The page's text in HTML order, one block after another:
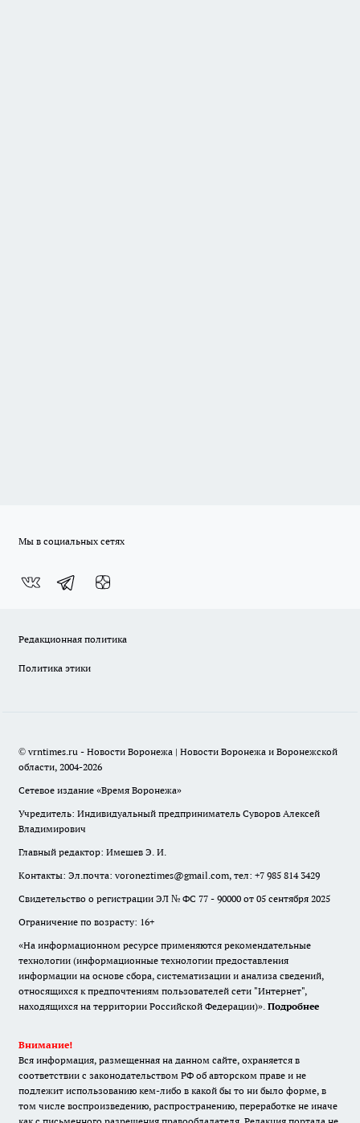
Мы в социальных сетях
Редакционная политика
Политика этики
© vrntimes.ru - Новости Воронежа | Новости Воронежа и Воронежской
области, 2004-2026
Сетевое издание «Время Воронежа»
Учредитель: Индивидуальный предприниматель Суворов Алексей
Владимирович
Главный редактор: Имешев Э. И.
Контакты: Эл.почта: voroneztimes@gmail.com, тел: +7 985 814 3429
Свидетельство о регистрации ЭЛ № ФС 77 - 90000 от 05 сентября 2025
Ограничение по возрасту: 16+
«На информационном ресурсе применяются рекомендательные
технологии (информационные технологии предоставления
информации на основе сбора, систематизации и анализа сведений,
относящихся к предпочтениям пользователей сети "Интернет",
находящихся на территории Российской Федерации)». Подробнее
Внимание!
Вся информация, размещенная на данном сайте, охраняется в
соответствии с законодательством РФ об авторском праве и не
подлежит использованию кем-либо в какой бы то ни было форме, в
том числе воспроизведению, распространению, переработке не иначе